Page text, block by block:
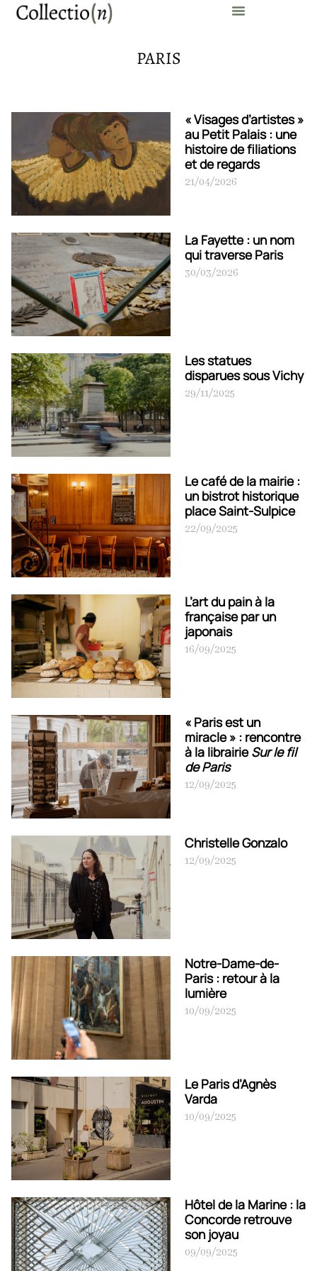
PARIS
« Visages d’artistes »
au Petit Palais : une
histoire de filiations
et de regards
21/04/2026
La Fayette : un nom
qui traverse Paris
30/03/2026
Les statues
disparues sous Vichy
29/11/2025
Le café de la mairie :
un bistrot historique
place Saint-Sulpice
22/09/2025
L’art du pain à la
française par un
japonais
16/09/2025
« Paris est un
miracle » : rencontre
à la librairieSur le fil
de Paris
12/09/2025
Christelle Gonzalo
12/09/2025
Notre-Dame-de-
Paris : retour à la
lumière
10/09/2025
Le Paris d’Agnès
Varda
10/09/2025
Hôtel de la Marine : la
Concorde retrouve
son joyau
09/09/2025